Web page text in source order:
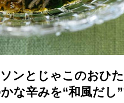
ンとじゃこのおひ
な辛みを“和風だし